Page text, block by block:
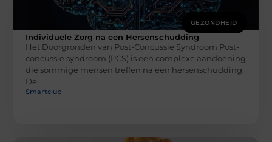
GEZONDHEID
Individuele Zorg na een Hersenschudding
Het Doorgronden van Post-Concussie Syndroom Post-
concussie syndroom (PCS) is een complexe aandoening
die sommige mensen treffen na een hersenschudding.
De
Smartclub